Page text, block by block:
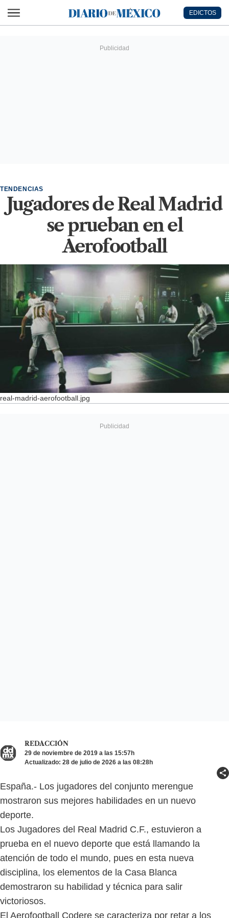
Diario de México
EDICTOS
Jugadores de Real Madrid
se prueban en el
Aerofootball
TENDENCIAS
real-madrid-aerofootball.jpg
REDACCIÓN
29 de noviembre de 2019 a las 15:57h
Actualizado: 28 de julio de 2026 a las 08:28h
España.- Los jugadores del conjunto merengue
mostraron sus mejores habilidades en un nuevo
deporte.
Los Jugadores del Real Madrid C.F., estuvieron a
prueba en el nuevo deporte que está llamando la
atención de todo el mundo, pues en esta nueva
disciplina, los elementos de la Casa Blanca
demostraron su habilidad y técnica para salir
victoriosos.
El Aerofootball Codere se caracteriza por retar a los